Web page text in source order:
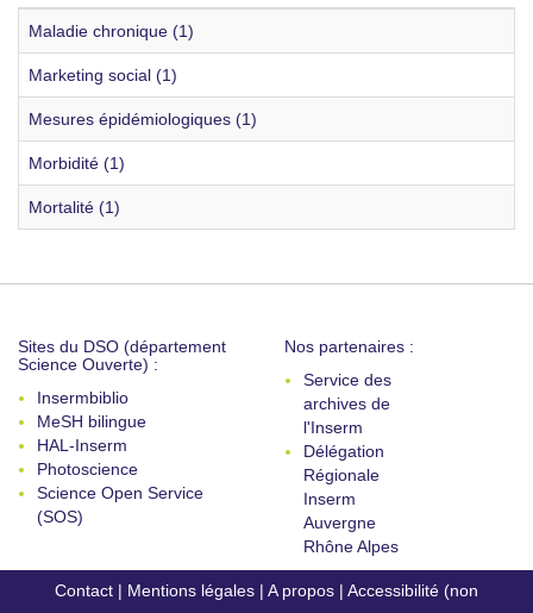
Maladie chronique (1)
Marketing social (1)
Mesures épidémiologiques (1)
Morbidité (1)
Mortalité (1)
Sites du DSO (département
Science Ouverte) :
Insermbiblio
MeSH bilingue
HAL-Inserm
Photoscience
Science Open Service
(SOS)
Nos partenaires :
Service des
archives de
l'Inserm
Délégation
Régionale
Inserm
Auvergne
Rhône Alpes
Contact | Mentions légales | A propos | Accessibilité (non